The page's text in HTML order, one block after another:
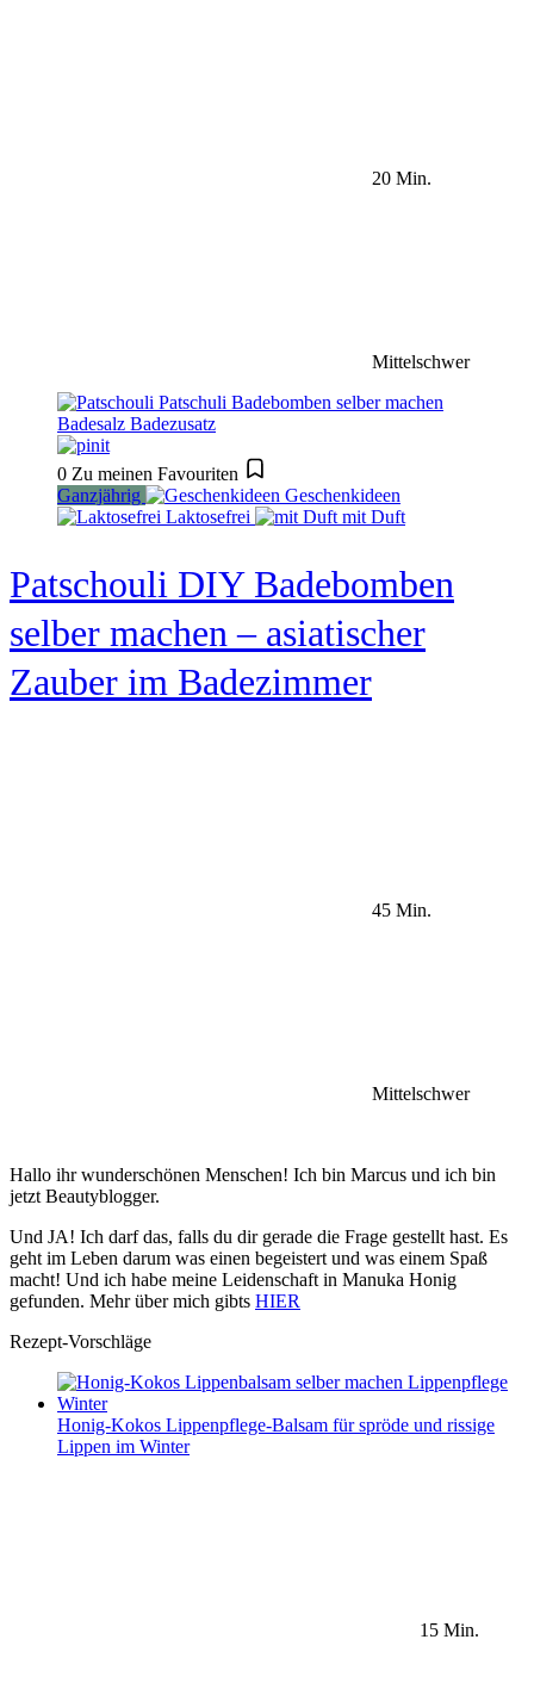
20 Min.
Mittelschwer
0 Zu meinen Favouriten
Ganzjährig
Geschenkideen
Laktosefrei
mit Duft
Patschouli DIY Badebomben
selber machen – asiatischer
Zauber im Badezimmer
45 Min.
Mittelschwer
Hallo ihr wunderschönen Menschen! Ich bin Marcus und ich bin
jetzt Beautyblogger.
Und JA! Ich darf das, falls du dir gerade die Frage gestellt hast. Es
geht im Leben darum was einen begeistert und was einem Spaß
macht! Und ich habe meine Leidenschaft in Manuka Honig
gefunden. Mehr über mich gibts HIER
Rezept-Vorschläge
Honig-Kokos Lippenpflege-Balsam für spröde und rissige
Lippen im Winter
15 Min.